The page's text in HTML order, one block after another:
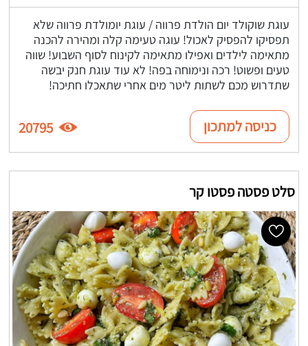
עוגת שוקולד יום הולדת פרווה / עוגת יומולדת פרווה שלא
תפסיקו להפסיק לאכול! עוגה טעימה קלה ומהירה להכנה
מתאימה לילדים ואפילו מתאימה לקינוח לסוף השבוע! שווה
טעים ופשוט! רכה ונימוחה בפה! לא עוד עוגת חנק יבשה
שתדרוש מכם לשתות ליטר מים אחרי שתאכלו חתיכה!
כניסה למתכון 20795
סלט פסטה פסטו קר